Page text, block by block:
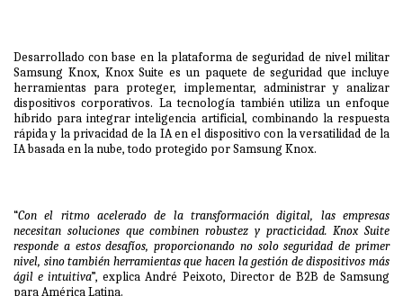
Desarrollado con base en la plataforma de seguridad de nivel militar
Samsung Knox, Knox Suite es un paquete de seguridad que incluye
herramientas para proteger, implementar, administrar y analizar
dispositivos corporativos. La tecnología también utiliza un enfoque
híbrido para integrar inteligencia artificial, combinando la respuesta
rápida y la privacidad de la IA en el dispositivo con la versatilidad de la
IA basada en la nube, todo protegido por Samsung Knox.
“Con el ritmo acelerado de la transformación digital, las empresas
necesitan soluciones que combinen robustez y practicidad. Knox Suite
responde a estos desafíos, proporcionando no solo seguridad de primer
nivel, sino también herramientas que hacen la gestión de dispositivos más
ágil e intuitiva”, explica André Peixoto, Director de B2B de Samsung
para América Latina.